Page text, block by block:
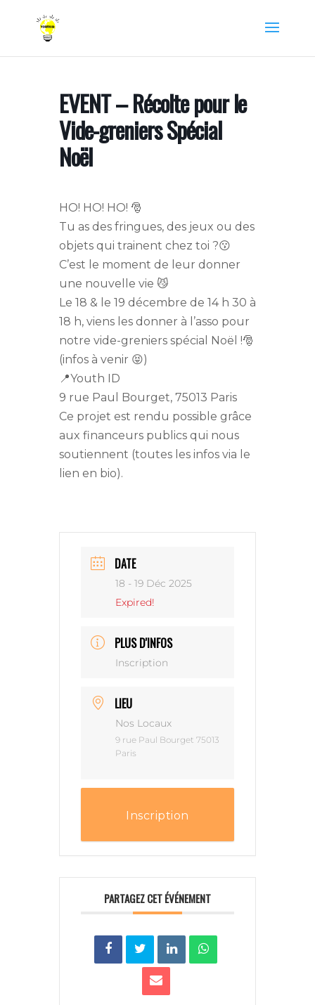
EVENT – Récolte pour le
Vide-greniers Spécial
Noël
HO! HO! HO! 🎅
Tu as des fringues, des jeux ou des
objets qui trainent chez toi ?😗
C’est le moment de leur donner
une nouvelle vie 😼
Le 18 & le 19 décembre de 14 h 30 à
18 h, viens les donner à l’asso pour
notre vide-greniers spécial Noël !🎅
(infos à venir 😝)
📍Youth ID
9 rue Paul Bourget, 75013 Paris
Ce projet est rendu possible grâce
aux financeurs publics qui nous
soutiennent (toutes les infos via le
lien en bio).
DATE
18 - 19 Déc 2025
Expired!
PLUS D'INFOS
Inscription
LIEU
Nos Locaux
9 rue Paul Bourget 75013
Paris
Inscription
PARTAGEZ CET ÉVÉNEMENT